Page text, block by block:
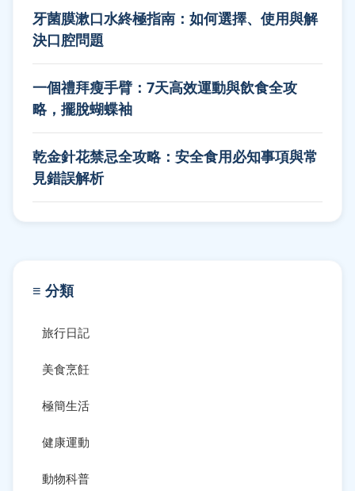
牙菌膜漱口水終極指南：如何選擇、使用與解
決口腔問題
一個禮拜瘦手臂：7天高效運動與飲食全攻
略，擺脫蝴蝶袖
乾金針花禁忌全攻略：安全食用必知事項與常
見錯誤解析
≡ 分類
旅行日記
美食烹飪
極簡生活
健康運動
動物科普